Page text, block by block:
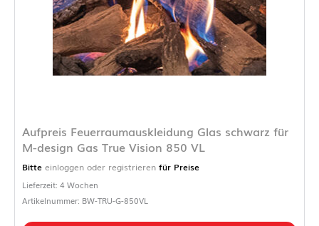
Aufpreis Feuerraumauskleidung Glas schwarz für
M-design Gas True Vision 850 VL
Bitte einloggen oder registrieren für Preise
Lieferzeit: 4 Wochen
Artikelnummer: BW-TRU-G-850VL